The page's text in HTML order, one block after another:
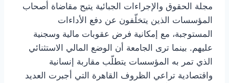
مجلة الحقوق والإجراءات الجبائية يتيح مقاضاة أصحاب
المؤسسات الذين يتخلّفون عن دفع الأداءات
المستوجبة، مع إمكانية فرض عقوبات مالية وسجنية
عليهم. بينما ترى الجامعة أن الوضع المالي الاستثنائي
الذي تمر به المؤسسات يتطلّب مقاربة إنسانية
واقتصادية تراعي الظروف القاهرة التي أجبرت العديد